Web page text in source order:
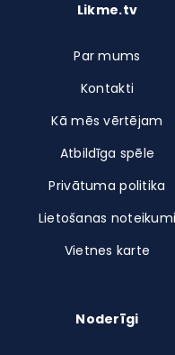
Likme.tv
Par mums
Kontakti
Kā mēs vērtējam
Atbildīga spēle
Privātuma politika
Lietošanas noteikumi
Vietnes karte
Noderīgi